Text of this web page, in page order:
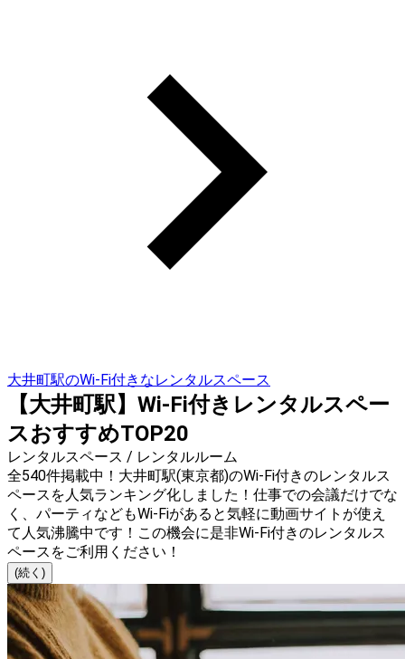
大井町駅のWi-Fi付きなレンタルスペース
【大井町駅】Wi-Fi付きレンタルスペー
スおすすめTOP20
レンタルスペース / レンタルルーム
全540件掲載中！大井町駅(東京都)のWi-Fi付きのレンタルス
ペースを人気ランキング化しました！仕事での会議だけでな
く、パーティなどもWi-Fiがあると気軽に動画サイトが使え
て人気沸騰中です！この機会に是非Wi-Fi付きのレンタルス
ペースをご利用ください！
(続く)